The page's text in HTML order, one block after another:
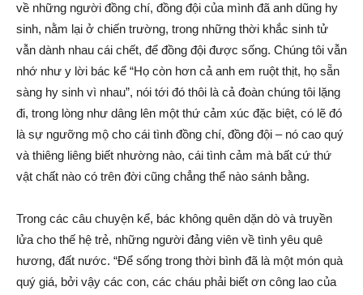
về những người đồng chí, đồng đội của mình đã anh dũng hy
sinh, nằm lại ở chiến trường, trong những thời khắc sinh tử
vẫn dành nhau cái chết, để đồng đội được sống. Chúng tôi vẫn
nhớ như y lời bác kể “Họ còn hơn cả anh em ruột thịt, họ sẵn
sàng hy sinh vì nhau”, nói tới đó thôi là cả đoàn chúng tôi lặng
đi, trong lòng như dâng lên một thứ cảm xúc đặc biệt, có lẽ đó
là sự ngưỡng mộ cho cái tình đồng chí, đồng đội – nó cao quý
và thiêng liêng biết nhường nào, cái tình cảm mà bất cứ thứ
vật chất nào có trên đời cũng chẳng thể nào sánh bằng.
Trong các câu chuyện kể, bác không quên dặn dò và truyền
lửa cho thế hệ trẻ, những người đảng viên về tình yêu quê
hương, đất nước. “Để sống trong thời bình đã là một món quà
quý giá, bởi vậy các con, các cháu phải biết ơn công lao của